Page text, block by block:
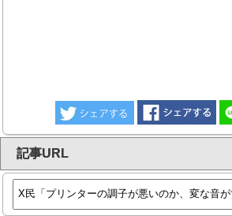
記事URL